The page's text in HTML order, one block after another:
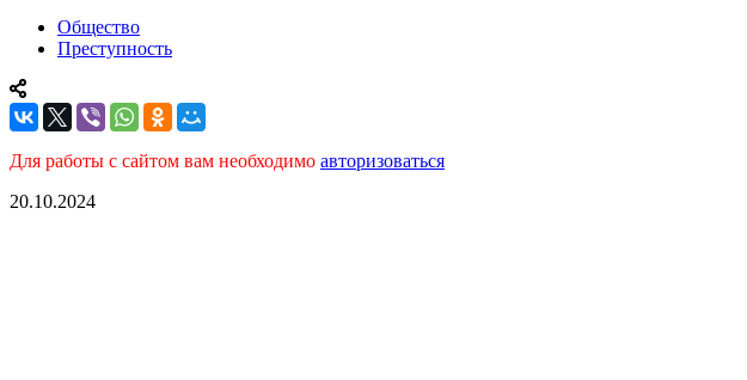
Общество
Преступность
Для работы с сайтом вам необходимо авторизоваться
20.10.2024